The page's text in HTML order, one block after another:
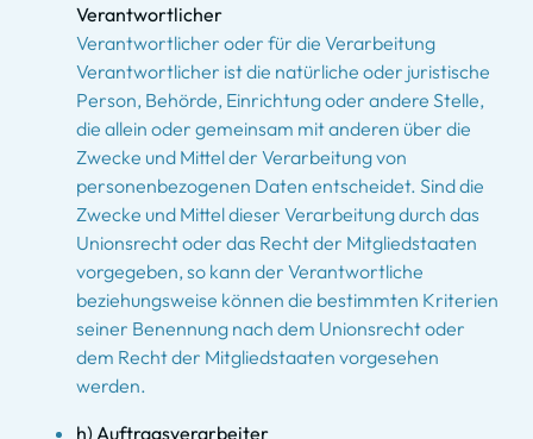
Verantwortlicher
Verantwortlicher oder für die Verarbeitung
Verantwortlicher ist die natürliche oder juristische
Person, Behörde, Einrichtung oder andere Stelle,
die allein oder gemeinsam mit anderen über die
Zwecke und Mittel der Verarbeitung von
personenbezogenen Daten entscheidet. Sind die
Zwecke und Mittel dieser Verarbeitung durch das
Unionsrecht oder das Recht der Mitgliedstaaten
vorgegeben, so kann der Verantwortliche
beziehungsweise können die bestimmten Kriterien
seiner Benennung nach dem Unionsrecht oder
dem Recht der Mitgliedstaaten vorgesehen
werden.
h) Auftragsverarbeiter